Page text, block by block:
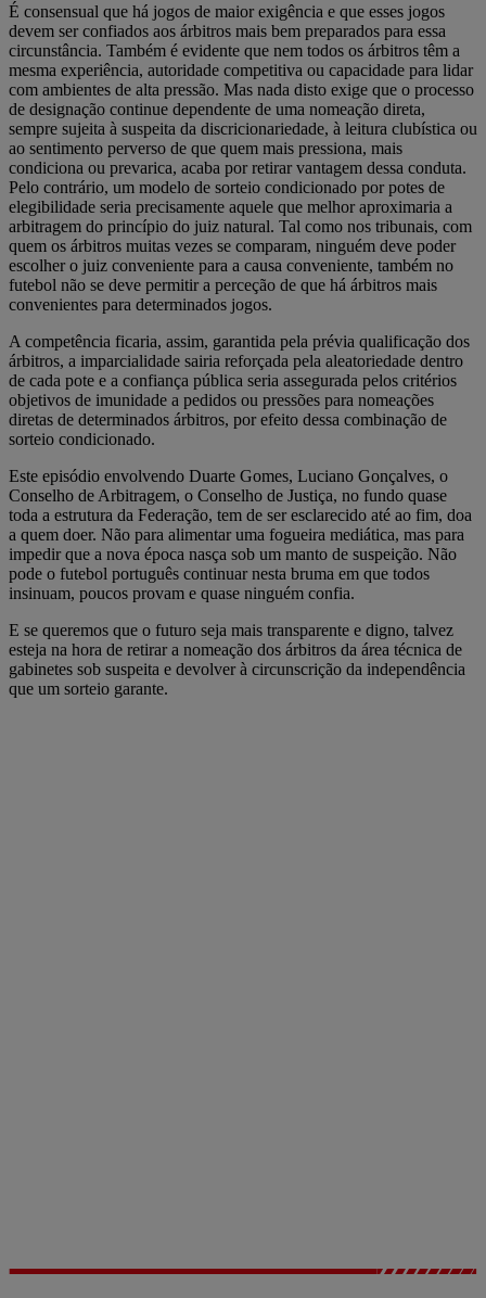
É consensual que há jogos de maior exigência e que esses jogos
devem ser confiados aos árbitros mais bem preparados para essa
circunstância. Também é evidente que nem todos os árbitros têm a
mesma experiência, autoridade competitiva ou capacidade para lidar
com ambientes de alta pressão. Mas nada disto exige que o processo
de designação continue dependente de uma nomeação direta,
sempre sujeita à suspeita da discricionariedade, à leitura clubística ou
ao sentimento perverso de que quem mais pressiona, mais
condiciona ou prevarica, acaba por retirar vantagem dessa conduta.
Pelo contrário, um modelo de sorteio condicionado por potes de
elegibilidade seria precisamente aquele que melhor aproximaria a
arbitragem do princípio do juiz natural. Tal como nos tribunais, com
quem os árbitros muitas vezes se comparam, ninguém deve poder
escolher o juiz conveniente para a causa conveniente, também no
futebol não se deve permitir a perceção de que há árbitros mais
convenientes para determinados jogos.
A competência ficaria, assim, garantida pela prévia qualificação dos
árbitros, a imparcialidade sairia reforçada pela aleatoriedade dentro
de cada pote e a confiança pública seria assegurada pelos critérios
objetivos de imunidade a pedidos ou pressões para nomeações
diretas de determinados árbitros, por efeito dessa combinação de
sorteio condicionado.
Este episódio envolvendo Duarte Gomes, Luciano Gonçalves, o
Conselho de Arbitragem, o Conselho de Justiça, no fundo quase
toda a estrutura da Federação, tem de ser esclarecido até ao fim, doa
a quem doer. Não para alimentar uma fogueira mediática, mas para
impedir que a nova época nasça sob um manto de suspeição. Não
pode o futebol português continuar nesta bruma em que todos
insinuam, poucos provam e quase ninguém confia.
E se queremos que o futuro seja mais transparente e digno, talvez
esteja na hora de retirar a nomeação dos árbitros da área técnica de
gabinetes sob suspeita e devolver à circunscrição da independência
que um sorteio garante.